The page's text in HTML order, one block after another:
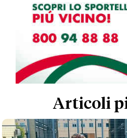
Articoli